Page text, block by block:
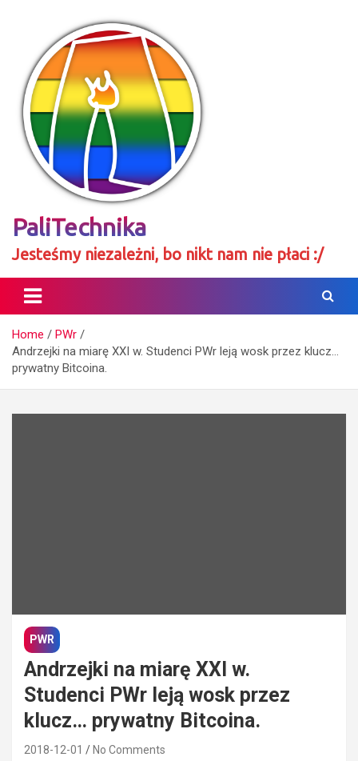
PaliTechnika
Jesteśmy niezależni, bo nikt nam nie płaci :/
Home
PWr
Andrzejki na miarę XXI w. Studenci PWr leją wosk przez klucz…
prywatny Bitcoina.
PWR
Andrzejki na miarę XXI w.
Studenci PWr leją wosk przez
klucz… prywatny Bitcoina.
2018-12-01 No Comments